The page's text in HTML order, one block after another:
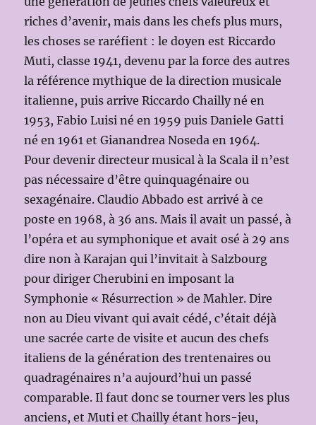
riches d’avenir,mais dans les chefs plus murs,
les choses se raréfient : le doyen est Riccardo
Muti, classe 1941, devenu par la force des autres
la référence mythique de la direction musicale
italienne, puis arrive Riccardo Chailly né en
1953, Fabio Luisi né en 1959 puis Daniele Gatti
né en 1961 et Gianandrea Noseda en 1964.
Pour devenir directeur musical à la Scala il n’est
pas nécessaire d’être quinquagénaire ou
sexagénaire. Claudio Abbado est arrivé à ce
poste en 1968, à 36 ans. Mais il avait un passé, à
l’opéra et au symphonique et avait osé à 29 ans
dire non à Karajan qui l’invitait à Salzbourg
pour diriger Cherubini en imposant la
Symphonie « Résurrection » de Mahler. Dire
non au Dieu vivant qui avait cédé, c’était déjà
une sacrée carte de visite et aucun des chefs
italiens de la génération des trentenaires ou
quadragénaires n’a aujourd’hui un passé
comparable. Il faut donc se tourner vers les plus
anciens, et Muti et Chailly étant hors-jeu,